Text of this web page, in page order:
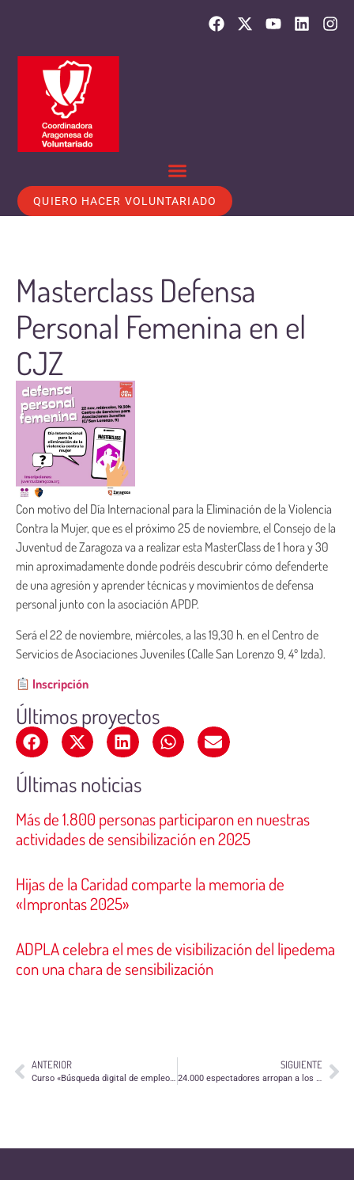
QUIERO HACER VOLUNTARIADO
Masterclass Defensa
Personal Femenina en el
CJZ
Con motivo del Día Internacional para la Eliminación de la Violencia
Contra la Mujer, que es el próximo 25 de noviembre, el Consejo de la
Juventud de Zaragoza va a realizar esta MasterClass de 1 hora y 30
min aproximadamente donde podréis descubrir cómo defenderte
de una agresión y aprender técnicas y movimientos de defensa
personal junto con la asociación APDP.
Será el 22 de noviembre, miércoles, a las 19,30 h. en el Centro de
Servicios de Asociaciones Juveniles (Calle San Lorenzo 9, 4º Izda).
Inscripción
Últimos proyectos
Últimas noticias
Más de 1.800 personas participaron en nuestras
actividades de sensibilización en 2025
Hijas de la Caridad comparte la memoria de
«Improntas 2025»
ADPLA celebra el mes de visibilización del lipedema
con una chara de sensibilización
ANTERIOR
Curso «Búsqueda digital de empleo» de SSVP
SIGUIENTE
24.000 espectadores arropan a los niños con cáncer en La Romareda